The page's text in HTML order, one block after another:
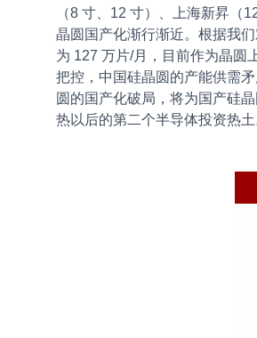
（8 寸、12 寸）、上海新昇（
晶圆国产化渐行渐近。根据我
为 127 万片/月，目前作为晶圆
把控，中国硅晶圆的产能供需
圆的国产化破局，将为国产硅
热以后的第二个半导体投资热土